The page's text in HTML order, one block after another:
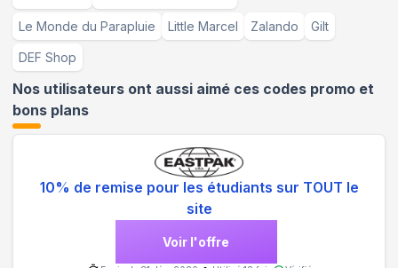
Le Monde du Parapluie Little Marcel Zalando Gilt
DEF Shop
Nos utilisateurs ont aussi aimé ces codes promo et
bons plans
10% de remise pour les étudiants sur TOUT le
site
Voir l'offre